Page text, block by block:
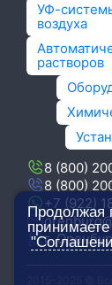
УФ-
воздуха
растворов
8 (800)
8 (800)
+7 (922)
г.
2015-2025 ©
Продолжая
принимаете